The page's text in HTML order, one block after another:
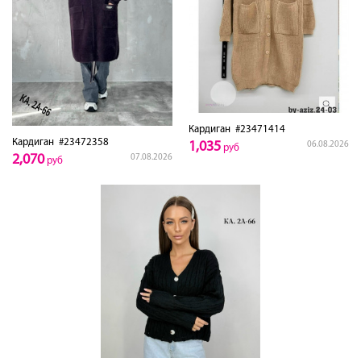
Кардиган #23472358
07.08.2026
2,070руб
Кардиган #23471414
06.08.2026
1,035 руб